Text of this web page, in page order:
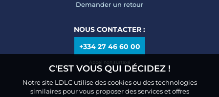
Demander un retour
NOUS CONTACTER :
+334 27 46 60 00
Appel non surtaxé
C'EST VOUS QUI DÉCIDEZ !
Notre site LDLC utilise des cookies ou des technologies
similaires pour vous proposer des services et offres